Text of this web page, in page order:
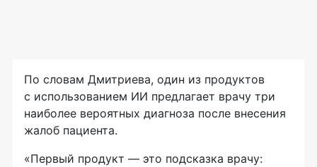
По словам Дмитриева, один из продуктов
с использованием ИИ предлагает врачу три
наиболее вероятных диагноза после внесения
жалоб пациента.
«Первый продукт — это подсказка врачу: